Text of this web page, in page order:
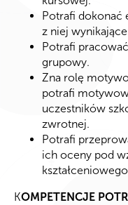
Potrafi dokonać
z niej
Potrafi
grupowy.
Zna rolę
potrafi
uczestników
zwrotnej.
Potrafi
ich oceny pod
KOMPETENCJE